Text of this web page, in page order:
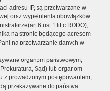
adresu IP, są przetwarzane w
oraz wypełnienia obowiązków
ust.1 lit.c RODO),
na stronie będącego adresem
na przetwarzanie danych w
organom państwowym,
Sąd) lub organom
z prowadzonym postępowaniem,
przekazywane do państwa